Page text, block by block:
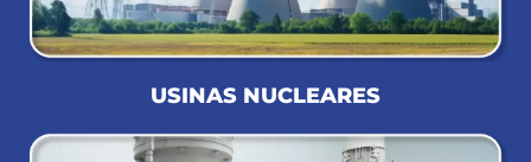
USINAS NUCLEARES